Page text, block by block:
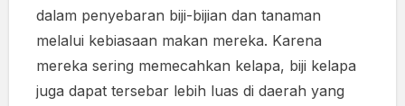
dalam penyebaran biji-bijian dan tanaman
melalui kebiasaan makan mereka. Karena
mereka sering memecahkan kelapa, biji kelapa
juga dapat tersebar lebih luas di daerah yang